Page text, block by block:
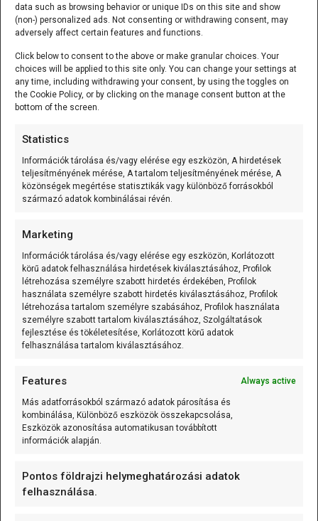
data such as browsing behavior or unique IDs on this site and show
(non-) personalized ads. Not consenting or withdrawing consent, may
adversely affect certain features and functions.
Click below to consent to the above or make granular choices. Your
choices will be applied to this site only. You can change your settings at
any time, including withdrawing your consent, by using the toggles on
the Cookie Policy, or by clicking on the manage consent button at the
bottom of the screen.
Statistics
Információk tárolása és/vagy elérése egy eszközön, A hirdetések
teljesítményének mérése, A tartalom teljesítményének mérése, A
közönségek megértése statisztikák vagy különböző forrásokból
származó adatok kombinálásai révén.
Marketing
Információk tárolása és/vagy elérése egy eszközön, Korlátozott
körű adatok felhasználása hirdetések kiválasztásához, Profilok
létrehozása személyre szabott hirdetés érdekében, Profilok
használata személyre szabott hirdetés kiválasztásához, Profilok
létrehozása tartalom személyre szabásához, Profilok használata
személyre szabott tartalom kiválasztásához, Szolgáltatások
fejlesztése és tökéletesítése, Korlátozott körű adatok
felhasználása tartalom kiválasztásához.
Features Always active
Más adatforrásokból származó adatok párosítása és
kombinálása, Különböző eszközök összekapcsolása,
Eszközök azonosítása automatikusan továbbított
információk alapján.
Pontos földrajzi helymeghatározási adatok
felhasználása.
A 125 kHz RFID kulcstartó (EM4305/T5577
írható) olyan passzív RFID[...]
Mozgásérzékelős MP3 lejátszó (Waytronic - WT-M12)
A Mozgásérzékelős MP3 lejátszó
(Waytronic - WT-M12) önálló,
mozgásérzékelésre induló
K-típusú szerelt hőmérő (0…600 °C) 3m
A K-típusú szerelt hőmérő (0...600C;
variálható kábelhossz) olyan mérőelem,
amely[...]
K-típusú szerelt hőmérő (0…600 °C) 1m
variálható kábelhossz) olyan mérőelem,
amely[...]
K-típusú szerelt hőmérő (0…600 °C) 0.5m
variálható kábelhossz) olyan mérőelem,
amely